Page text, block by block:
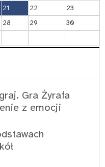
21 22
23
28 29
30
Gra Żyrafa
z emocji